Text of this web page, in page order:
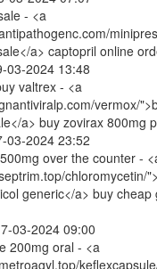
- <a
a> captopril online
03-2024 13:48
valtrex - <a
vermox/
a> buy zovirax 800mg
03-2024 23:52
over the counter -
chloromycetin/
generic</a> buy cheap
03-2024 09:00
200mg oral - <a